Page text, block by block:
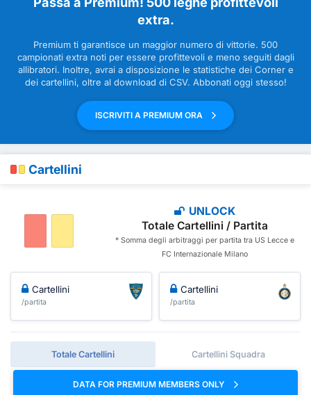
extra.
Premium ti garantisce un maggior numero di vittorie. 500
campionati extra noti per essere profittevoli e meno seguiti dagli
allibratori. Inoltre, avrai a disposizione le statistiche dei Corner e
dei cartellini, oltre al download di CSV. Abbonati oggi stesso!
ISCRIVITI A PREMIUM ORA
Cartellini
UNLOCK
Totale Cartellini / Partita
* Somma degli arbitraggi per partita tra US Lecce e
FC Internazionale Milano
Cartellini
/partita
Cartellini
/partita
Totale Cartellini Cartellini Squadra
DATA FOR PREMIUM MEMBERS ONLY